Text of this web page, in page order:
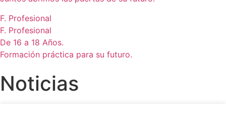
F. Profesional
F. Profesional
De 16 a 18 Años.
Formación práctica para su futuro.
Noticias